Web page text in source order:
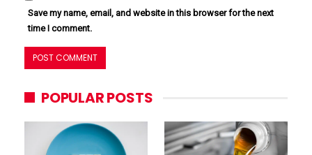
Save my name, email, and website in this browser for the next
time I comment.
POPULAR POSTS